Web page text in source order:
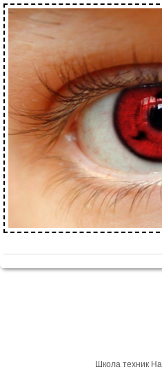
Школа техник